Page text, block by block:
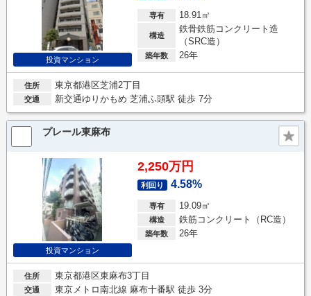
投資マンション
専有 18.91㎡
構造
鉄骨鉄筋コンクリート造
（SRC造）
築年数 26年
住所 東京都港区芝浦2丁目
交通 新交通ゆりかもめ 芝浦ふ頭駅 徒歩 7分
プレール東麻布
投資マンション
2,250万円
利回り 4.58%
専有 19.09㎡
構造 鉄筋コンクリート（RC造）
築年数 26年
住所 東京都港区東麻布3丁目
交通 東京メトロ南北線 麻布十番駅 徒歩 3分